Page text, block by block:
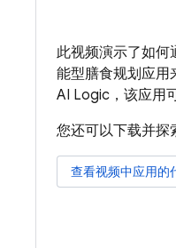
此视频演示了如何
能型膳食规划应用
AI Logic ，该应用
您还可以下载并探
查看视频中应用的